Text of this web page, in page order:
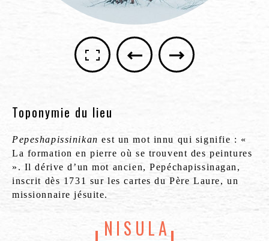
Toponymie du lieu
Pepeshapissinikan est un mot innu qui signifie : «
La formation en pierre où se trouvent des peintures
». Il dérive d’un mot ancien, Pepéchapissinagan,
inscrit dès 1731 sur les cartes du Père Laure, un
missionnaire jésuite.
NISULA